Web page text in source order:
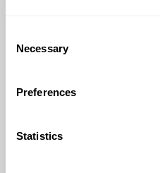
Selection
Necessary
Preferences
Statistics
Durante i mesi invernali
dotazione), o in alternativa,